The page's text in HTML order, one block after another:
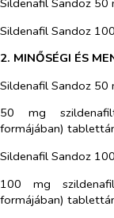
Sildenafil Sandoz
2. MINŐSÉGI ÉS
Sildenafil Sandoz
50 mg
formájában)
Sildenafil Sandoz
100 mg
formájában)